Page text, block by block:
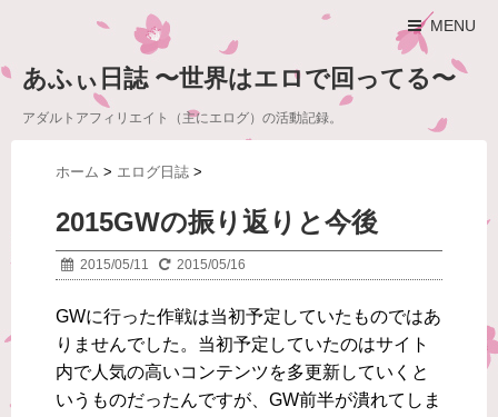
MENU
あふぃ日誌 〜世界はエロで回ってる〜
アダルトアフィリエイト（主にエログ）の活動記録。
ホーム > エログ日誌 >
2015GWの振り返りと今後
2015/05/11 2015/05/16
GWに行った作戦は当初予定していたものではあ
りませんでした。当初予定していたのはサイト
内で人気の高いコンテンツを多更新していくと
いうものだったんですが、GW前半が潰れてしま